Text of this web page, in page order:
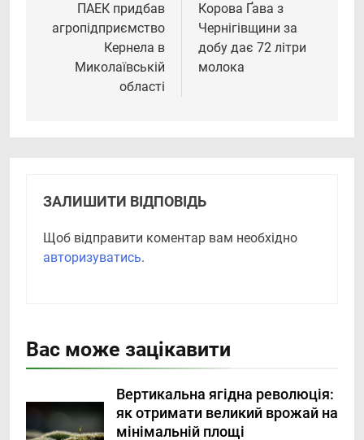
записів
ПАЕК придбав
агропідприємство
Кернела в
Миколаївській
області
Корова Ґава з
Чернігівщини за
добу дає 72 літри
молока
ЗАЛИШИТИ ВІДПОВІДЬ
Щоб відправити коментар вам необхідно
авторизуватись.
Вас може зацікавити
Вертикальна ягідна революція:
як отримати великий врожай на
мінімальній площі